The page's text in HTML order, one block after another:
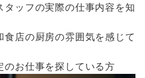
タッフの実際の仕事内容を知
食店の厨房の雰囲気を感じて
のお仕事を探している方